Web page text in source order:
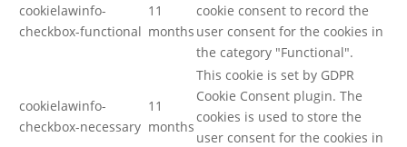
cookielawinfo-
checkbox-functional
11
months
cookie consent to record the
user consent for the cookies in
the category "Functional".
cookielawinfo-
checkbox-necessary
11
months
This cookie is set by GDPR
Cookie Consent plugin. The
cookies is used to store the
user consent for the cookies in